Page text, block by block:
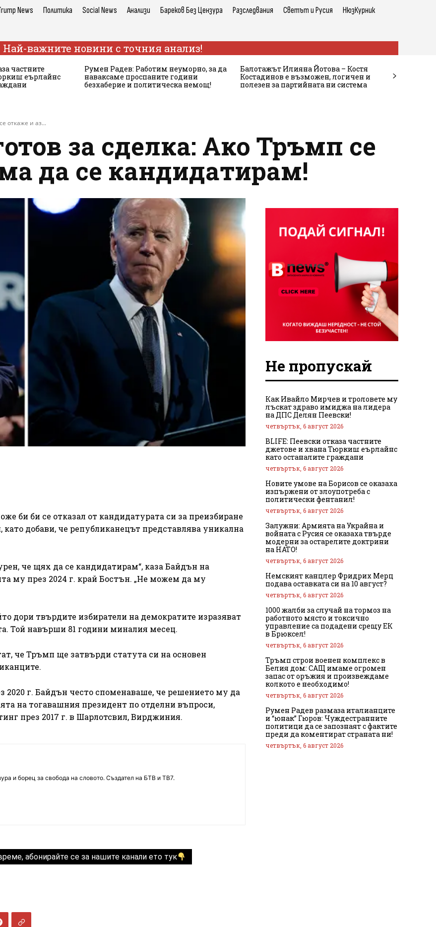
News Политика Social News Анализи Бареков Без Цензура Разследвания Светът и Русия НюзКурник
Най-важните новини с точния анализ!
частните
еърлайнс
Румен Радев: Работим неуморно, за да
наваксаме проспаните години
безхаберие и политическа немощ!
Балотажът Илияна Йотова – Костя
Костадинов е възможен, логичен и
полезен за партийната ни система
откаже и аз...
за сделка: Ако Тръмп се
да се кандидатирам!
би би се отказал от кандидатурата си за преизбиране
добави, че републиканецът представлява уникална
че щях да се кандидатирам“, каза Байдън на
му през 2024 г. край Бостън. „Не можем да му
дори твърдите избиратели на демократите изразяват
Той навърши 81 години миналия месец.
че Тръмп ще затвърди статута си на основен
2020 г. Байдън често споменаваше, че решението му да
на тогавашния президент по отделни въпроси,
през 2017 г. в Шарлотсвил, Вирджиния.
и борец за свобода на словото. Създател на БТВ и ТВ7.
абонирайте се за нашите канали ето тук
Не пропускай
Как Ивайло Мирчев и троловете му
лъскат здраво имиджа на лидера
на ДПС Делян Пеевски!
четвъртък, 6 август 2026
BLIFE: Пеевски отказа частните
джетове и хвана Тюркиш еърлайнс
като останалите граждани
четвъртък, 6 август 2026
Новите умове на Борисов се оказаха
изпържени от злоупотреба с
политически фентанил!
четвъртък, 6 август 2026
Залужни: Армията на Украйна и
войната с Русия се оказаха твърде
модерни за остарелите доктрини
на НАТО!
четвъртък, 6 август 2026
Немският канцлер Фридрих Мерц
подава оставката си на 10 август?
четвъртък, 6 август 2026
1000 жалби за случай на тормоз на
работното място и токсично
управление са подадени срещу ЕК
в Брюксел!
четвъртък, 6 август 2026
Тръмп строи военен комплекс в
Белия дом: САЩ имаме огромен
запас от оръжия и произвеждаме
колкото е необходимо!
четвъртък, 6 август 2026
Румен Радев размаза италианците
и “юнак” Гюров: Чуждестранните
политици да се запознаят с фактите
преди да коментират страната ни!
четвъртък, 6 август 2026